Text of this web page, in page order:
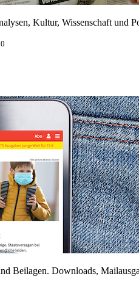
Kultur, Wissenschaft und
Beilagen. Downloads,